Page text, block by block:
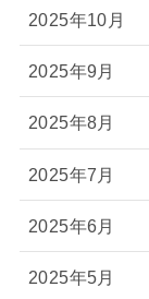
2025年10月
2025年9月
2025年8月
2025年7月
2025年6月
2025年5月